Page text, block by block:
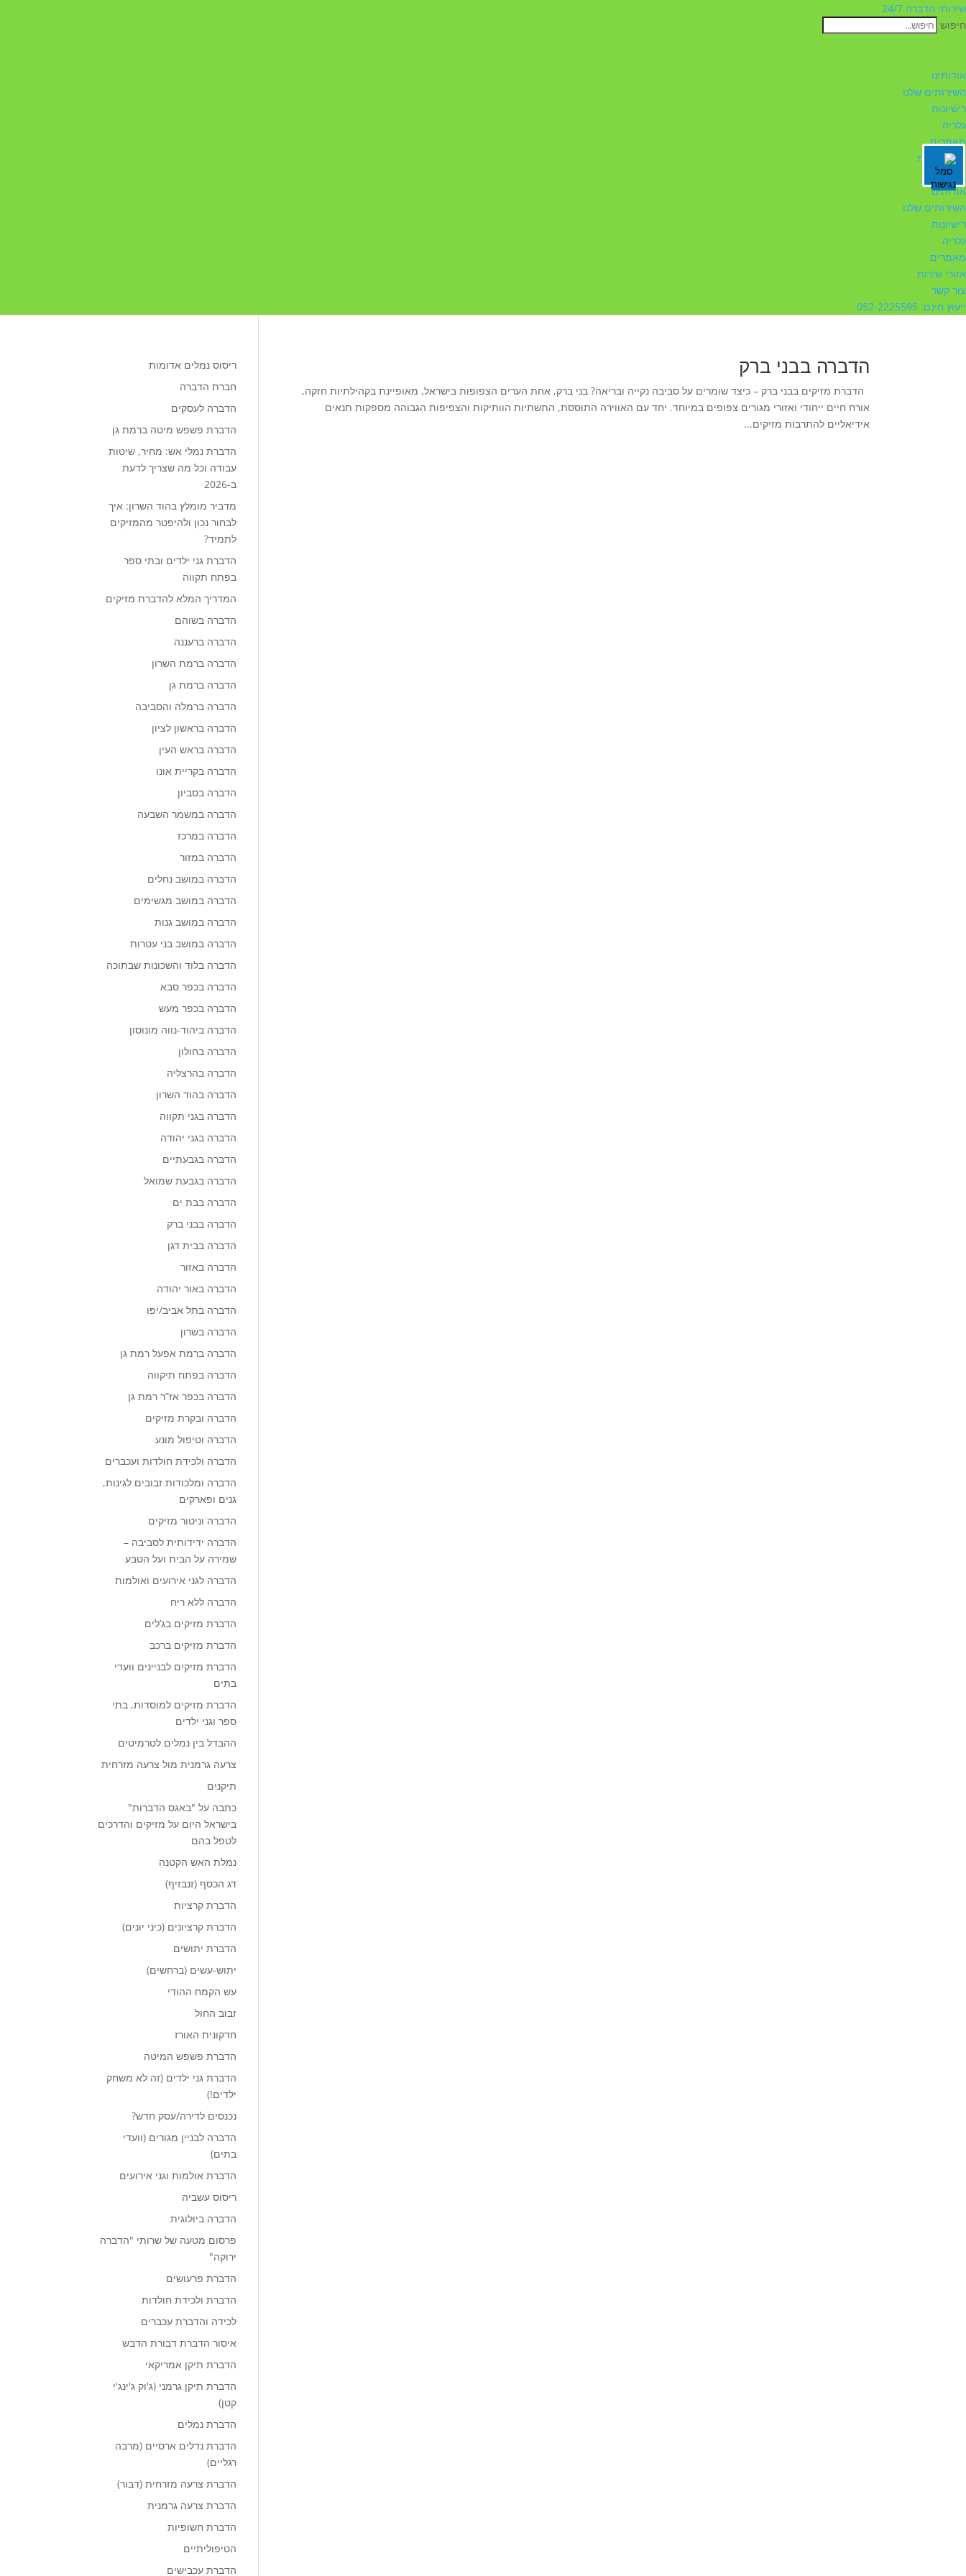
שירותי הדברה 24/7
חיפוש
אודותינו
השירותים שלנו
רישיונות
גלריה
מאמרים
אזורי שירות
צור קשר
אודותינו
השירותים שלנו
רישיונות
גלריה
מאמרים
אזורי שירות
צור קשר
ייעוץ חינם: 052-2225595
הדברה בבני ברק
הדברת מזיקים בבני ברק – כיצד שומרים על סביבה נקייה ובריאה? בני ברק, אחת הערים הצפופות בישראל, מאופיינת בקהילתיות חזקה,
אורח חיים ייחודי ואזורי מגורים צפופים במיוחד. יחד עם האווירה התוססת, התשתיות הוותיקות והצפיפות הגבוהה מספקות תנאים
אידיאליים להתרבות מזיקים...
ריסוס נמלים אדומות
חברת הדברה
הדברה לעסקים
הדברת פשפש מיטה ברמת גן
הדברת נמלי אש: מחיר, שיטות
עבודה וכל מה שצריך לדעת
ב-2026
מדביר מומלץ בהוד השרון: איך
לבחור נכון ולהיפטר מהמזיקים
לתמיד?
הדברת גני ילדים ובתי ספר
בפתח תקווה
המדריך המלא להדברת מזיקים
הדברה בשוהם
הדברה ברעננה
הדברה ברמת השרון
הדברה ברמת גן
הדברה ברמלה והסביבה
הדברה בראשון לציון
הדברה בראש העין
הדברה בקריית אונו
הדברה בסביון
הדברה במשמר השבעה
הדברה במרכז
הדברה במזור
הדברה במושב נחלים
הדברה במושב מגשימים
הדברה במושב גנות
הדברה במושב בני עטרות
הדברה בלוד והשכונות שבתוכה
הדברה בכפר סבא
הדברה בכפר מעש
הדברה ביהוד-נווה מונוסון
הדברה בחולון
הדברה בהרצליה
הדברה בהוד השרון
הדברה בגני תקווה
הדברה בגני יהודה
הדברה בגבעתיים
הדברה בגבעת שמואל
הדברה בבת ים
הדברה בבני ברק
הדברה בבית דגן
הדברה באזור
הדברה באור יהודה
הדברה בתל אביב/יפו
הדברה בשרון
הדברה ברמת אפעל רמת גן
הדברה בפתח תיקווה
הדברה בכפר אז”ר רמת גן
הדברה ובקרת מזיקים
הדברה וטיפול מונע
הדברה ולכידת חולדות ועכברים
הדברה ומלכודות זבובים לגינות,
גנים ופארקים
הדברה וניטור מזיקים
הדברה ידידותית לסביבה –
שמירה על הבית ועל הטבע
הדברה לגני אירועים ואולמות
הדברה ללא ריח
הדברת מזיקים בג’לים
הדברת מזיקים ברכב
הדברת מזיקים לבניינים וועדי
בתים
הדברת מזיקים למוסדות, בתי
ספר וגני ילדים
ההבדל בין נמלים לטרמיטים
צרעה גרמנית מול צרעה מזרחית
תיקנים
כתבה על "באגס הדברות"
בישראל היום על מזיקים והדרכים
לטפל בהם
נמלת האש הקטנה
דג הכסף (זנבזיף)
הדברת קרציות
הדברת קרציונים (כיני יונים)
הדברת יתושים
יתוש-עשים (ברחשים)
עש הקמח ההודי
זבוב החול
חדקונית האורז
הדברת פשפש המיטה
הדברת גני ילדים (זה לא משחק
ילדים!)
נכנסים לדירה/עסק חדש?
הדברה לבניין מגורים (וועדי
בתים)
הדברת אולמות וגני אירועים
ריסוס עשביה
הדברה ביולוגית
פרסום מטעה של שרותי "הדברה
ירוקה"
הדברת פרעושים
הדברת ולכידת חולדות
לכידה והדברת עכברים
איסור הדברת דבורת הדבש
הדברת תיקן אמריקאי
הדברת תיקן גרמני (ג'וק ג'ינג'י
קטן)
הדברת נמלים
הדברת נדלים ארסיים (מרבה
רגליים)
הדברת צרעה מזרחית (דבור)
הדברת צרעה גרמנית
הדברת חשופיות
הטיפוליתיים
הדברת עכבישים